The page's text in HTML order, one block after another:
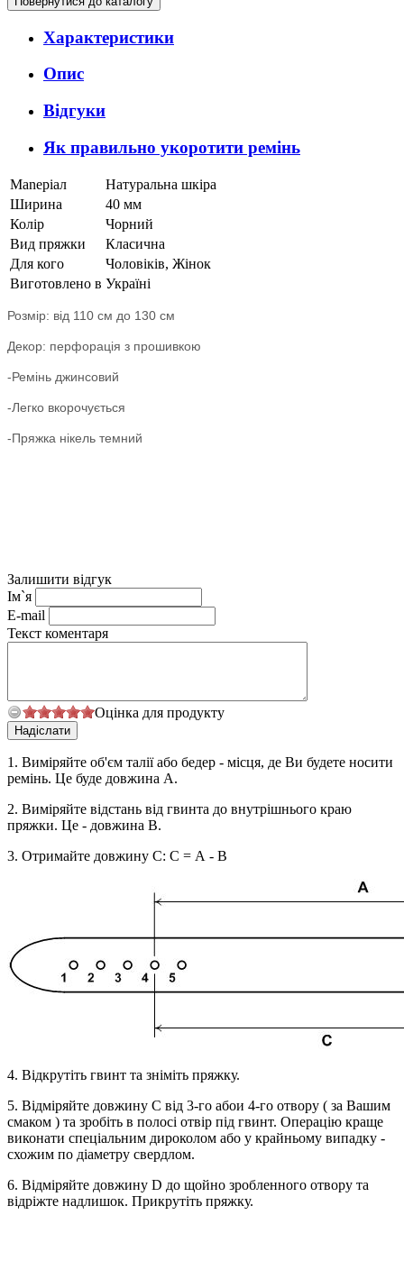
Характеристики
Опис
Відгуки
Як правильно укоротити ремінь
Маnеріал
Натуральна шкіра
Ширина
40 мм
Колір
Чорний
Вид пряжки
Класична
Для кого
Чоловіків, Жінок
Виготовлено в Україні
Розмір: від 110 см до 130 см
Декор: перфорація з прошивкою
-Ремінь джинсовий
-Легко вкорочується
-Пряжка нікель темний
Залишити відгук
Ім`я
E-mail
Текст коментаря
Оцінка для продукту
1. Виміряйте об'єм талії або бедер - місця, де Ви будете носити
ремінь. Це буде довжина А.
2. Виміряйте відстань від гвинта до внутрішнього краю
пряжки. Це - довжина В.
3. Отримайте довжину С: С = А - В
4. Відкрутіть гвинт та зніміть пряжку.
5. Відміряйте довжину С від 3-го абои 4-го отвору ( за Вашим
смаком ) та зробіть в полосі отвір під гвинт. Операцію краще
виконати спеціальним дироколом або у крайньому випадку -
схожим по діаметру свердлом.
6. Відміряйте довжину D до щойно зробленного отвору та
відріжте надлишок. Прикрутіть пряжку.